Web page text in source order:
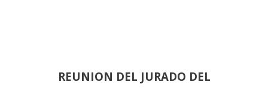
REUNION DEL JURADO DEL